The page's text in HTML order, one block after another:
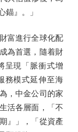
錨』。」
富進行全球化配
為首選，隨着財
呈現「脈衝式增
務模式延伸至海
，中金公司的家
活各層面，「不
』」，「從資產